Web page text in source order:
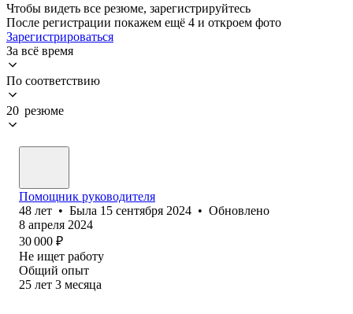
Чтобы видеть все резюме, зарегистрируйтесь
После регистрации покажем ещё 4 и откроем фото
Зарегистрироваться
За всё время
По соответствию
20 резюме
Помощник руководителя
48 лет • Была 15 сентября 2024 • Обновлено
8 апреля 2024
30 000 ₽
Не ищет работу
Общий опыт
25 лет 3 месяца